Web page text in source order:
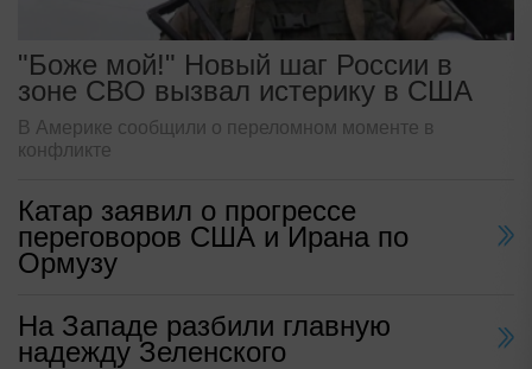
"Боже мой!" Новый шаг России в
зоне СВО вызвал истерику в США
В Америке сообщили о переломном моменте в
конфликте
Катар заявил о прогрессе
переговоров США и Ирана по
Ормузу
На Западе разбили главную
надежду Зеленского